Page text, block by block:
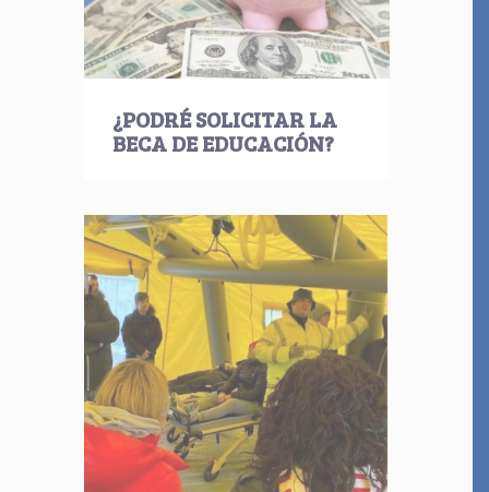
¿PODRÉ SOLICITAR LA
BECA DE EDUCACIÓN?